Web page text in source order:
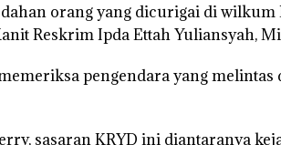
orang yang dicurigai di wilkum
Reskrim Ipda Ettah Yuliansyah,
pengendara yang
sasaran KRYD ini diantaranya